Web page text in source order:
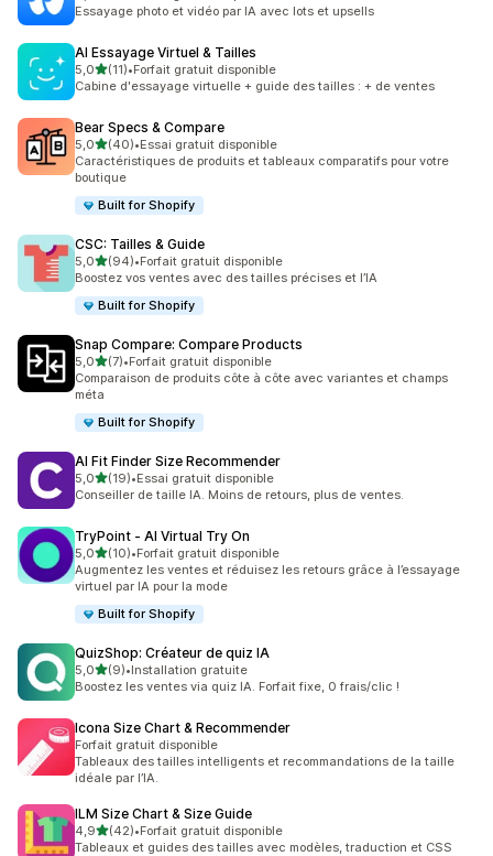
Essayage photo et vidéo par IA avec lots et upsells
AI Essayage Virtuel & Tailles
5,0étoile(s) sur 5
(11)
11 avis au total
•Forfait gratuit disponible
Cabine d'essayage virtuelle + guide des tailles : + de ventes
Bear Specs & Compare
5,0étoile(s) sur 5
(40)
40 avis au total
•Essai gratuit disponible
Caractéristiques de produits et tableaux comparatifs pour votre
boutique
Built for Shopify
CSC: Tailles & Guide
5,0étoile(s) sur 5
(94)
94 avis au total
•Forfait gratuit disponible
Boostez vos ventes avec des tailles précises et l’IA
Built for Shopify
Snap Compare: Compare Products
5,0étoile(s) sur 5
(7)
7 avis au total
•Forfait gratuit disponible
Comparaison de produits côte à côte avec variantes et champs
méta
Built for Shopify
AI Fit Finder Size Recommender
5,0étoile(s) sur 5
(19)
19 avis au total
•Essai gratuit disponible
Conseiller de taille IA. Moins de retours, plus de ventes.
TryPoint ‑ AI Virtual Try On
5,0étoile(s) sur 5
(10)
10 avis au total
•Forfait gratuit disponible
Augmentez les ventes et réduisez les retours grâce à l’essayage
virtuel par IA pour la mode
Built for Shopify
QuizShop: Créateur de quiz IA
5,0étoile(s) sur 5
(9)
9 avis au total
•Installation gratuite
Boostez les ventes via quiz IA. Forfait fixe, 0 frais/clic !
Icona Size Chart & Recommender
Forfait gratuit disponible
Tableaux des tailles intelligents et recommandations de la taille
idéale par l’IA.
ILM Size Chart & Size Guide
4,9étoile(s) sur 5
(42)
42 avis au total
•Forfait gratuit disponible
Tableaux et guides des tailles avec modèles, traduction et CSS